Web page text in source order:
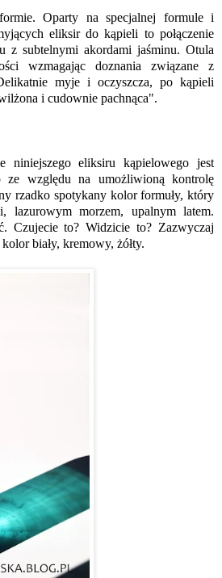
Oparty na specjalnej formule i
eliksir do kąpieli to połączenie
z subtelnymi akordami jaśminu. Otula
wzmagając doznania związane z
myje i oczyszcza, po kąpieli
i cudownie pachnąca".
niniejszego eliksiru kąpielowego jest
ze względu na umożliwioną kontrolę
rzadko spotykany kolor formuły, który
lazurowym morzem, upalnym latem.
Czujecie to? Widzicie to? Zazwyczaj
biały, kremowy, żółty.